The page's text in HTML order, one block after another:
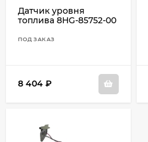
Датчик уровня
топлива 8HG-85752-00
ПОД ЗАКАЗ
8 404 ₽